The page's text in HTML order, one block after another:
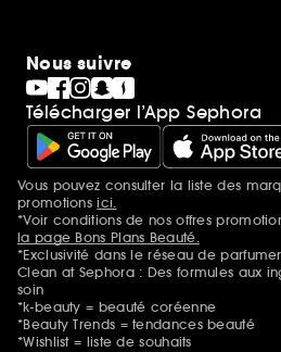
Nous suivre
Télécharger l’App Sephora
Mentions additionnelles
Vous pouvez consulter la liste des
promotionsici.
*Voir conditions de nos offres
la page Bons Plans Beauté.
*Exclusivité dans le réseau de
Clean at Sephora : Des formules aux
soin
*k-beauty = beauté coréenne
*Beauty Trends = tendances beauté
*Wishlist = liste de souhaits